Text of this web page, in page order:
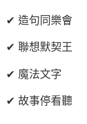
✔ 造句同樂會
✔ 聯想默契王
✔ 魔法文字
✔ 故事停看聽